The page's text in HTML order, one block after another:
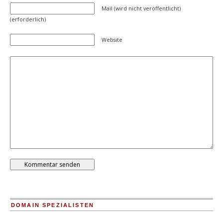
Mail (wird nicht veröffentlicht)
(erforderlich)
Website
DOMAIN SPEZIALISTEN